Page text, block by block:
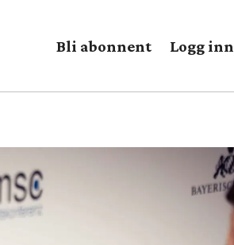
Bli abonnent Logg inn